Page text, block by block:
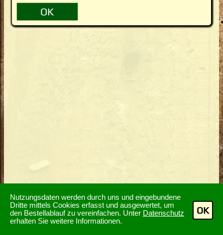
Nutzungsdaten werden durch uns und eingebundene
Dritte mittels Cookies erfasst und ausgewertet, um
den Bestellablauf zu vereinfachen. Unter Datenschutz
erhalten Sie weitere Informationen.
OK